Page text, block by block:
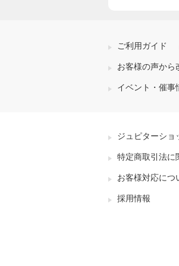
ご利用ガイド
お客様の声から
イベント・催事
ジュピターショ
特定商取引法に
お客様対応につ
採用情報